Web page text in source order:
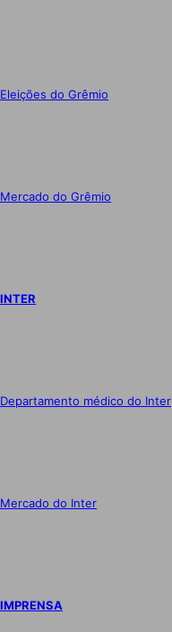
Eleições do Grêmio
Mercado do Grêmio
INTER
Departamento médico do Inter
Mercado do Inter
IMPRENSA